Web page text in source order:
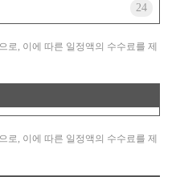
24
로, 이에 따른 일정액의 수수료를 제
로, 이에 따른 일정액의 수수료를 제